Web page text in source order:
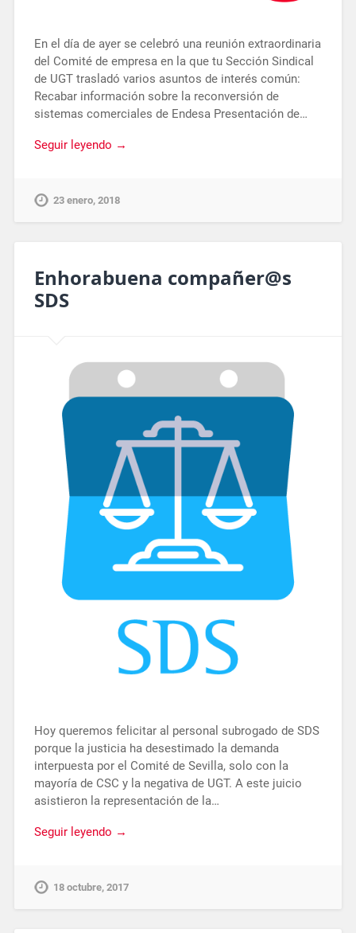
En el día de ayer se celebró una reunión extraordinaria
del Comité de empresa en la que tu Sección Sindical
de UGT trasladó varios asuntos de interés común:
Recabar información sobre la reconversión de
sistemas comerciales de Endesa Presentación de…
Seguir leyendo →
23 enero, 2018
Enhorabuena compañer@s
SDS
Hoy queremos felicitar al personal subrogado de SDS
porque la justicia ha desestimado la demanda
interpuesta por el Comité de Sevilla, solo con la
mayoría de CSC y la negativa de UGT. A este juicio
asistieron la representación de la…
Seguir leyendo →
18 octubre, 2017